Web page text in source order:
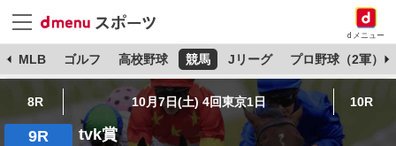
dメニュー
MLB ゴルフ 高校野球 競馬 Jリーグ プロ野球（2軍）
8R 10月7日(土) 4回東京1日 10R
9R tvk賞